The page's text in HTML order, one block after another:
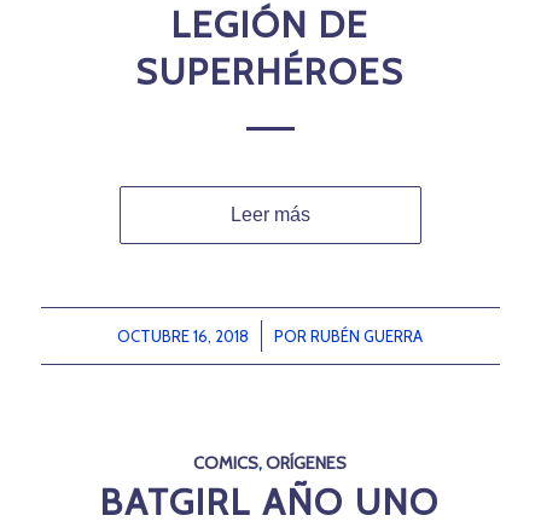
LEGIÓN DE
SUPERHÉROES
Leer más
OCTUBRE 16, 2018
/ PORRUBÉN GUERRA
COMICS,ORÍGENES
BATGIRL AÑO UNO